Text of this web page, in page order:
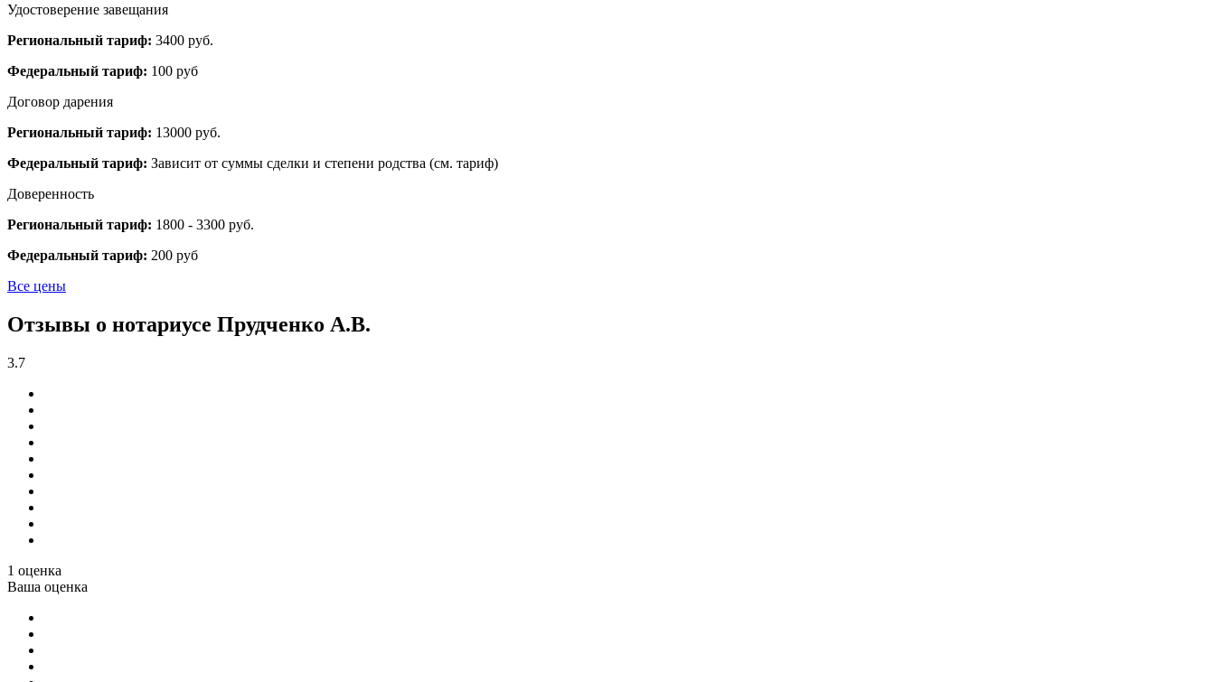
Удостоверение завещания
Региональный тариф: 3400 руб.
Федеральный тариф: 100 руб
Договор дарения
Региональный тариф: 13000 руб.
Федеральный тариф: Зависит от суммы сделки и степени родства (см. тариф)
Доверенность
Региональный тариф: 1800 - 3300 руб.
Федеральный тариф: 200 руб
Все цены
Отзывы о нотариусе Прудченко А.В.
3.7
1 оценка
Ваша оценка